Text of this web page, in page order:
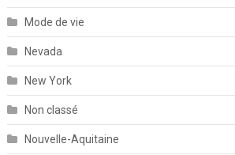
Mode de vie
Nevada
New York
Non classé
Nouvelle-Aquitaine